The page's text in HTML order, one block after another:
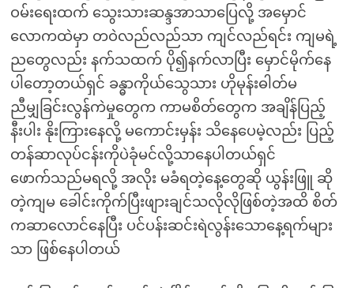
ဝမ်းရေးထက် သွေးသားဆန္ဒအာသာပြေလို့ အမှောင်
လောကထဲမှာ တဝဲလည်လည်သာ ကျင်လည်ရင်း ကျမရဲ့
ညတွေလည်း နက်သထက် ပို၍နက်လာပြီး မှောင်မိုက်နေ
ပါတော့တယ်ရှင် ခန္ဓာကိုယ်သွေသား ဟိုမုန်းဓါတ်မ
ညီမျှခြင်းလွန်ကဲမှုတွေက ကာမစိတ်တွေက အချိန်ပြည့်
နီးပါး နိုးကြားနေလို့ မကောင်းမှန်း သိနေပေမဲ့လည်း ပြည့်
တန်ဆာလုပ်ငန်းကိုပဲခုံမင်လို့သာနေပါတယ်ရှင်
ဖောက်သည်မရလို့ အလိုး မခံရတဲ့နေ့တွေဆို ယွန်းဖြူ ဆို
တဲ့ကျမ ခေါင်းကိုက်ပြီးဖျားချင်သလိုလိုဖြစ်တဲ့အထိ စိတ်
ကဆာလောင်နေပြီး ပင်ပန်းဆင်းရဲလွန်းသောနေ့ရက်များ
သာ ဖြစ်နေပါတယ်